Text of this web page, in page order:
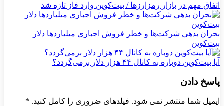
اتفاق مهم در بازار رمزارزها / بیت‌کوین وارد فاز تازه شد
بحران بدهی شرکت‌ها و خطر فروش اجباری میلیاردها دلار
بیت‌کوین
آیا بیت‌کوین دوباره به کانال ۴۴ هزار دلار برمی‌گردد؟
پاسخ دادن
ایمیل شما منتشر نمی شود. فیلدهای ضروری را کامل کنید. *